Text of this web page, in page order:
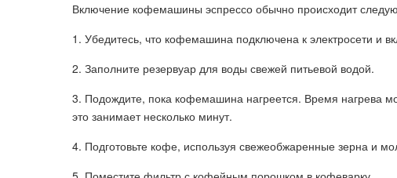
Включение кофемашины эспрессо обычно происходит
1. Убедитесь, что кофемашина подключена к электросети и
2. Заполните резервуар для воды свежей питьевой водой.
3. Подождите, пока кофемашина нагреется. Время нагрева
это занимает несколько минут.
4. Подготовьте кофе, используя свежеобжаренные зерна и